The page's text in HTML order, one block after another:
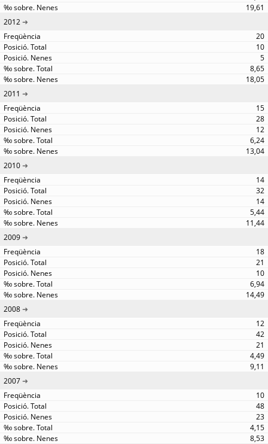
19,61
2012
20
10
5
8,65
18,05
2011
15
28
12
6,24
13,04
2010
14
32
14
5,44
11,44
2009
18
21
10
6,94
14,49
2008
12
42
21
4,49
9,11
2007
10
48
23
4,15
8,53